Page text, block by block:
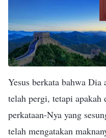
Yesus berkata bahwa Dia
telah pergi, tetapi apakah
perkataan-Nya yang
telah mengatakan